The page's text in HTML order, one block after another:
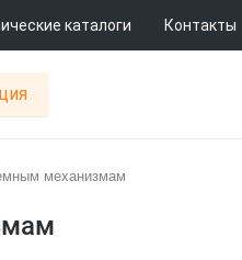
каталоги Контакты
механизмам